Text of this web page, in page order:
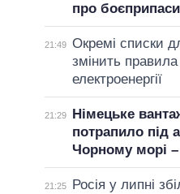
про
21:49 Окремі списки
змінить правила
електроенергії
21:29
Німецьке
потрапило під
Чорному морі –
21:25
Росія у липні